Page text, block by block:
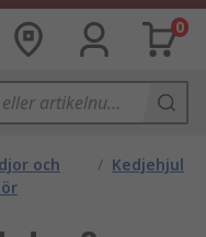
0
och
/ Kedjehjul